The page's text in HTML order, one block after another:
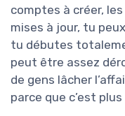
comptes à créer,
mises à jour, tu
tu débutes
peut être assez
de gens lâcher
parce que c’est